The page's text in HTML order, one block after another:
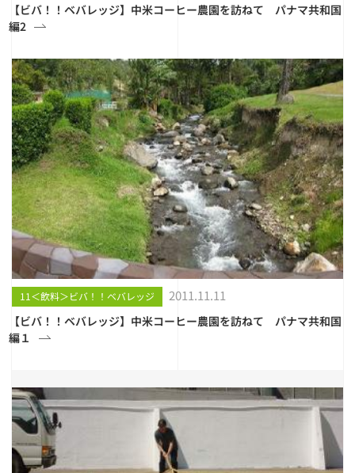
【ビバ！！ベバレッジ】中米コーヒー農園を訪ねて パナマ共和国
編2
11＜飲料＞ビバ！！ベバレッジ 2011.11.11
【ビバ！！ベバレッジ】中米コーヒー農園を訪ねて パナマ共和国
編１